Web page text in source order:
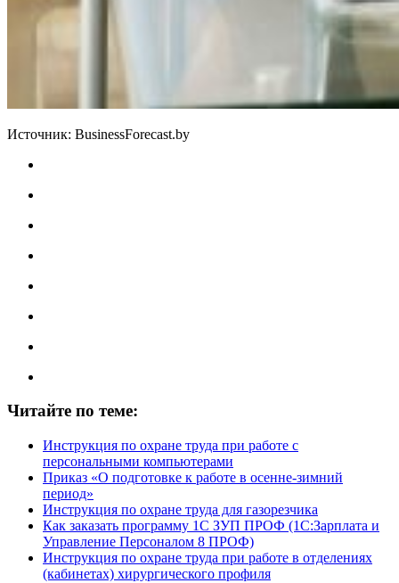
Источник: BusinessForecast.by
Читайте по теме:
Инструкция по охране труда при работе с
персональными компьютерами
Приказ «О подготовке к работе в осенне-зимний
период»
Инструкция по охране труда для газорезчика
Как заказать программу 1С ЗУП ПРОФ (1С:Зарплата и
Управление Персоналом 8 ПРОФ)
Инструкция по охране труда при работе в отделениях
(кабинетах) хирургического профиля